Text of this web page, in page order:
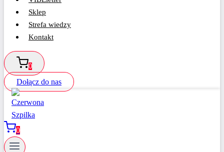
Sklep
Strefa wiedzy
Kontakt
0
Dołącz do nas
0